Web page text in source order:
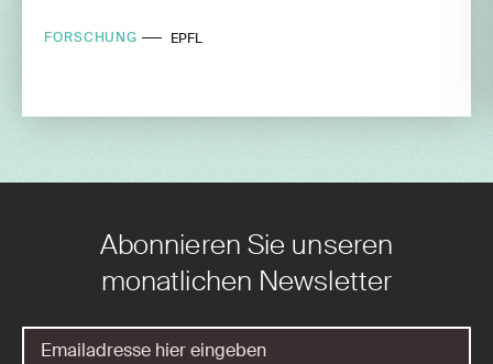
FORSCHUNG EPFL
Abonnieren Sie unseren
monatlichen Newsletter